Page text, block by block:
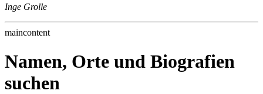
Inge Grolle
maincontent
Namen, Orte und Biografien
suchen